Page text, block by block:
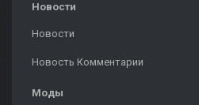
Новости
Новости
Новость Комментарии
Моды